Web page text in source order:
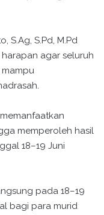
S.Ag, S.Pd, M.Pd
agar seluruh
memperoleh hasil
18–19 Juni
pada 18–19
bagi para murid